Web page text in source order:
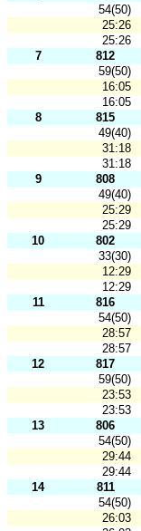
54(50)
25:26
25:26
7
812
59(50)
16:05
16:05
8
815
49(40)
31:18
31:18
9
808
49(40)
25:29
25:29
10
802
33(30)
12:29
12:29
11
816
54(50)
28:57
28:57
12
817
59(50)
23:53
23:53
13
806
54(50)
29:44
29:44
14
811
54(50)
26:03